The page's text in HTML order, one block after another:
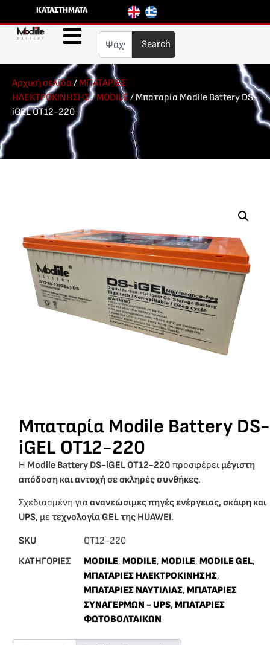
ΚΑΤΑΣΤΗΜΑΤΑ
Search
Αρχική σελίδα/ ΜΠΑΤΑΡΙΕΣ
ΗΛΕΚΤΡΟΚΙΝΗΣΗΣ/MODILE/ Μπαταρία Modile Battery DS-
iGEL OT12-220
Μπαταρία Modile Battery DS-
iGEL OT12-220
Η Modile Battery DS-iGEL OT12-220 προσφέρει μέγιστη
απόδοση και αντοχή σε σκληρές συνθήκες.
Σχεδιασμένη γιαανανεώσιμες πηγές ενέργειας, σκάφη και
UPS, με τεχνολογία GEL της HUAWEI.
SKU
ΟΤ12-220
ΚΑΤΗΓΟΡΙΕΣ
MODILE, MODILE, MODILE, MODILE GEL,
ΜΠΑΤΑΡΙΕΣ ΗΛΕΚΤΡΟΚΙΝΗΣΗΣ,
ΜΠΑΤΑΡΙΕΣ ΝΑΥΤΙΛΙΑΣ, ΜΠΑΤΑΡΙΕΣ
ΣΥΝΑΓΕΡΜΩΝ - UPS, ΜΠΑΤΑΡΙΕΣ
ΦΩΤΟΒΟΛΤΑΙΚΩΝ